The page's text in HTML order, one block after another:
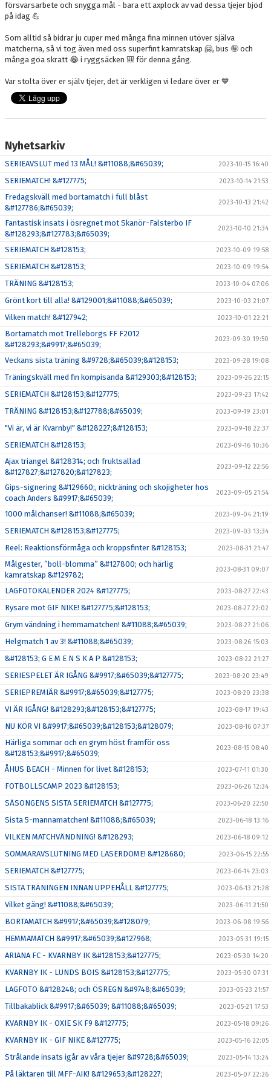
försvarsarbete och snygga mål - bara ett axplock av vad dessa tjejer bjöd
på idag 💪
Som alltid så bidrar ju cuper med många fina minnen utöver själva
matcherna, så vi tog även med oss superfint kamratskap 🤗, bus 🤪 och
många goa skratt 😂 i ryggsäcken 🎒 för denna gång.
Var stolta över er själv tjejer, det är verkligen vi ledare över er 💙
Nyhetsarkiv
SERIEAVSLUT med 13 MÅL! &#11088;&#65039; 2023-10-15 16:40
SERIEMATCH! &#127775; 2023-10-14 21:53
Fredagskväll med bortamatch i full blåst
&#127786;&#65039;
2023-10-13 21:42
Fantastisk insats i ösregnet mot Skanör-Falsterbo IF
&#128293;&#127783;&#65039;
2023-10-10 21:34
SERIEMATCH &#128153; 2023-10-09 19:58
SERIEMATCH &#128153; 2023-10-09 19:54
TRÄNING &#128153; 2023-10-04 07:06
Grönt kort till alla! &#129001;&#11088;&#65039; 2023-10-03 21:07
Vilken match! &#127942; 2023-10-01 22:21
Bortamatch mot Trelleborgs FF F2012
&#128293;&#9917;&#65039;
2023-09-30 19:50
Veckans sista träning &#9728;&#65039;&#128153; 2023-09-28 19:08
Träningskväll med fin kompisanda &#129303;&#128153; 2023-09-26 22:15
SERIEMATCH &#128153;&#127775; 2023-09-23 17:42
TRÄNING &#128153;&#127788;&#65039; 2023-09-19 23:01
"Vi är, vi är Kvarnby!" &#128227;&#128153; 2023-09-18 22:37
SERIEMATCH &#128153; 2023-09-16 10:36
Ajax triangel &#128314; och fruktsallad
&#127827;&#127820;&#127823;
2023-09-12 22:56
Gips-signering &#129660;, nickträning och skojigheter hos
coach Anders &#9917;&#65039;
2023-09-05 21:54
1000 målchanser! &#11088;&#65039; 2023-09-04 21:19
SERIEMATCH &#128153;&#127775; 2023-09-03 13:34
Reel: Reaktionsförmåga och kroppsfinter &#128153; 2023-08-31 21:47
Målgester, ”boll-blomma” &#127800; och härlig
kamratskap &#129782;
2023-08-31 09:07
LAGFOTOKALENDER 2024 &#127775; 2023-08-27 22:43
Rysare mot GIF NIKE! &#127775;&#128153; 2023-08-27 22:02
Grym vändning i hemmamatchen! &#11088;&#65039; 2023-08-27 21:06
Helgmatch 1 av 3! &#11088;&#65039; 2023-08-26 15:03
&#128153; G E M E N S K A P &#128153; 2023-08-22 21:27
SERIESPELET ÄR IGÅNG &#9917;&#65039;&#127775; 2023-08-20 23:49
SERIEPREMIÄR &#9917;&#65039;&#127775; 2023-08-20 23:38
VI ÄR IGÅNG! &#128293;&#128153;&#127775; 2023-08-17 19:43
NU KÖR VI &#9917;&#65039;&#128153;&#128079; 2023-08-16 07:37
Härliga sommar och en grym höst framför oss
&#128153;&#9917;&#65039;
2023-08-15 08:40
ÅHUS BEACH - Minnen för livet &#128153; 2023-07-11 01:30
FOTBOLLSCAMP 2023 &#128153; 2023-06-26 12:34
SÄSONGENS SISTA SERIEMATCH &#127775; 2023-06-20 22:50
Sista 5-mannamatchen! &#11088;&#65039; 2023-06-18 13:16
VILKEN MATCHVÄNDNING! &#128293; 2023-06-18 09:12
SOMMARAVSLUTNING MED LASERDOME! &#128680; 2023-06-15 22:55
SERIEMATCH &#127775; 2023-06-14 23:03
SISTA TRÄNINGEN INNAN UPPEHÅLL &#127775; 2023-06-13 21:28
Vilket gäng! &#11088;&#65039; 2023-06-11 21:50
BORTAMATCH &#9917;&#65039;&#128079; 2023-06-08 19:56
HEMMAMATCH &#9917;&#65039;&#127968; 2023-05-31 19:15
ARIANA FC - KVARNBY IK &#128153;&#127775; 2023-05-30 14:20
KVARNBY IK - LUNDS BOIS &#128153;&#127775; 2023-05-30 07:31
LAGFOTO &#128248; och ÖSREGN &#9748;&#65039; 2023-05-23 21:57
Tillbakablick &#9917;&#65039; &#11088;&#65039; 2023-05-21 17:53
KVARNBY IK - OXIE SK F9 &#127775; 2023-05-18 09:26
KVARNBY IK - GIF NIKE &#127775; 2023-05-16 22:05
Strålande insats igår av våra tjejer &#9728;&#65039; 2023-05-14 13:24
På läktaren till MFF-AIK! &#129653;&#128227; 2023-05-07 22:26